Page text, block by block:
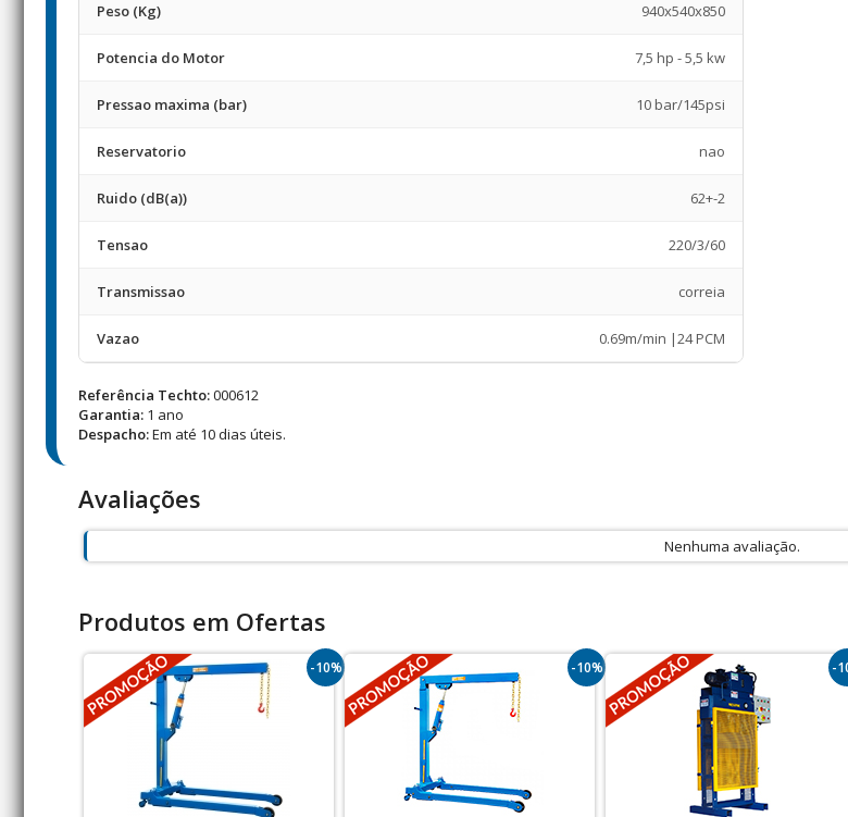
Peso (Kg) 940x540x850
Potencia do Motor 7,5 hp - 5,5 kw
Pressao maxima (bar) 10 bar/145psi
Reservatorio nao
Ruido (dB(a)) 62+-2
Tensao 220/3/60
Transmissao correia
Vazao 0.69m/min |24 PCM
Referência Techto:000612
Garantia: 1 ano
Despacho:Em até 10 dias úteis.
Avaliações
Nenhuma avaliação.
Produtos em Ofertas
-10% -10% -